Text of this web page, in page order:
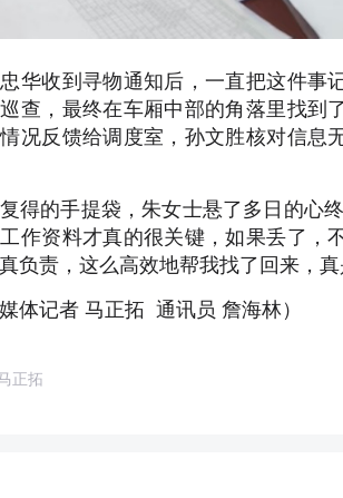
华收到寻物通知后，一直把这件事
查，最终在车厢中部的角落里找到
况反馈给调度室，孙文胜核对信息
得的手提袋，朱女士悬了多日的心
作资料才真的很关键，如果丢了，
负责，这么高效地帮我找了回来，
媒体记者 马正拓 通讯员 詹海林）
正拓